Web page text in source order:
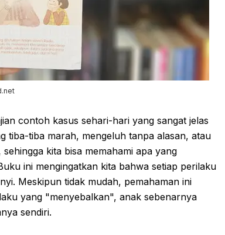
contoh kasus sehari-hari yang sangat jelas
tiba-tiba marah, mengeluh tanpa alasan, atau
kita bisa memahami apa yang
ini mengingatkan kita bahwa setiap perilaku
Meskipun tidak mudah, pemahaman ini
yang "menyebalkan", anak sebenarnya
sendiri.